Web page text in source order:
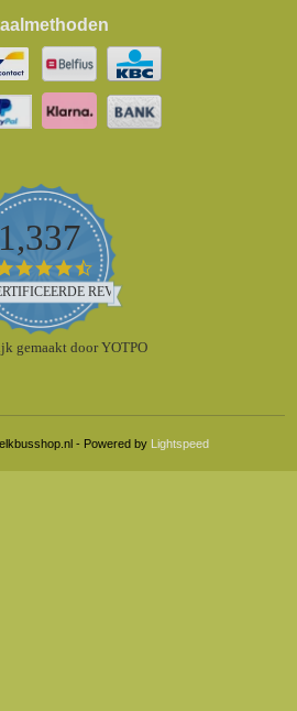
1,337
4.5
star
rating
REVIEWS
gemaakt door YOTPO
- Powered by Lightspeed